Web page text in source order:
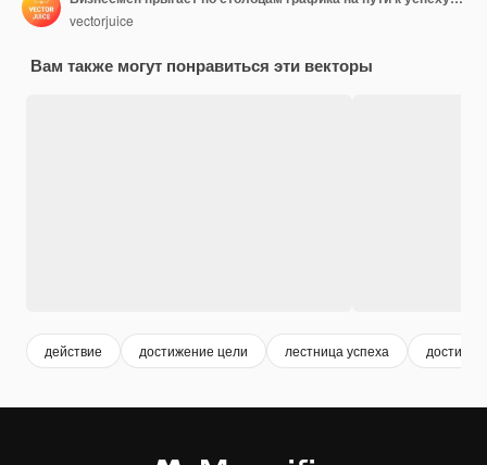
vectorjuice
Вам также могут понравиться эти векторы
действие достижение цели лестница успеха